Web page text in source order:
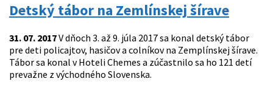
Detský tábor na Zemlínskej šírave
31. 07. 2017V dňoch 3. až 9. júla 2017 sa konal detský tábor
pre deti policajtov, hasičov a colníkov na Zemplínskej šírave.
Tábor sa konal v Hoteli Chemes a zúčastnilo sa ho 121 detí
prevažne z východného Slovenska.